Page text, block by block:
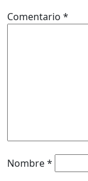
Comentario *
Nombre*